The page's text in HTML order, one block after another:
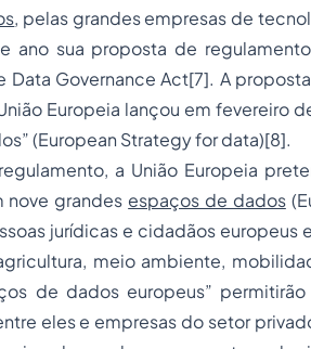
, pelas grandes empresas de
ano sua proposta de
Data Governance Act[7]. A
Europeia lançou em fevereiro
(European Strategy for data)[8].
a União Europeia
nove grandes espaços de dados
jurídicas e cidadãos europeus
meio ambiente,
de dados europeus”
eles e empresas do setor